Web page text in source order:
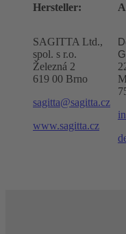
Hersteller:
SAGITTA Ltd.,
spol. s r.o.
Železná 2
619 00 Brno
sagitta@sagitta.cz
www.sagitta.cz